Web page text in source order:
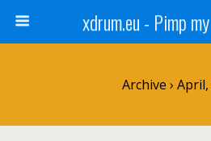
xdrum.eu - Pimp
Archive › April,